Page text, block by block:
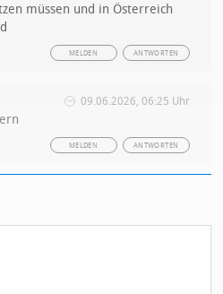
müssen und in Österreich
ANTWORTEN
MELDEN
09.06.2026, 06:25 Uhr
ANTWORTEN
MELDEN